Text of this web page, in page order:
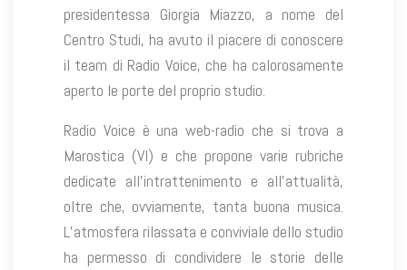
presidentessa Giorgia Miazzo, a nome del
Centro Studi, ha avuto il piacere di conoscere
il team di Radio Voice, che ha calorosamente
aperto le porte del proprio studio.
Radio Voice è una web-radio che si trova a
Marostica (VI) e che propone varie rubriche
dedicate all’intrattenimento e all’attualità,
oltre che, ovviamente, tanta buona musica.
L’atmosfera rilassata e conviviale dello studio
ha permesso di condividere le storie delle